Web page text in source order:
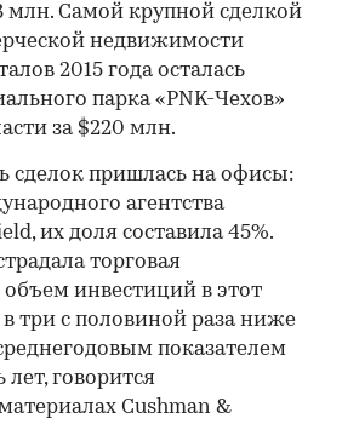
млн. Самой крупной сделкой
недвижимости
2015 года осталась
парка «PNK-Чехов»
за $220 млн.
сделок пришлась на офисы:
агентства
их доля составила 45%.
торговая
инвестиций в этот
в три с половиной раза ниже
показателем
лет, говорится
Cushman &